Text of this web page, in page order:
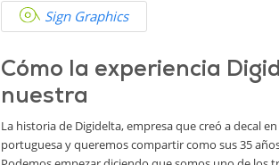
Sign Graphics
Cómo la experiencia
nuestra
La historia de Digidelta, empresa que creó a decal
portuguesa y queremos compartir como sus 35